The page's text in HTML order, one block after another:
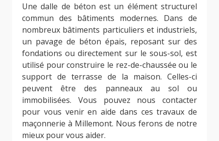
Une dalle de béton est un élément structurel
commun des bâtiments modernes. Dans de
nombreux bâtiments particuliers et industriels,
un pavage de béton épais, reposant sur des
fondations ou directement sur le sous-sol, est
utilisé pour construire le rez-de-chaussée ou le
support de terrasse de la maison. Celles-ci
peuvent être des panneaux au sol ou
immobilisées. Vous pouvez nous contacter
pour vous venir en aide dans ces travaux de
maçonnerie à Millemont. Nous ferons de notre
mieux pour vous aider.